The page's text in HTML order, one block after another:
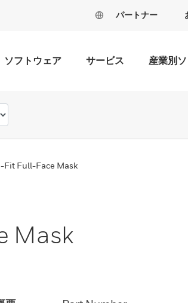
パートナー
ソフトウェア サービス 産業別
Fit Full-Face Mask
Mask